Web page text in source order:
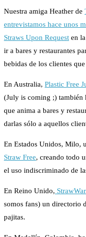
Nuestra amiga Heather de
entrevistamos hace unos
Straws Upon Request en
ir a bares y restaurantes
bebidas de los clientes
En Australia, Plastic Free
(July is coming ;) también
que anima a bares y
darlas sólo a aquellos
En Estados Unidos, Milo,
Straw Free, creando todo
el uso indiscriminado de
En Reino Unido,
somos fans) un directorio
pajitas.